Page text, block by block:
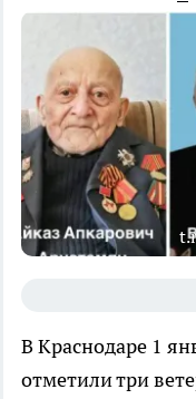
В Краснодаре 1
отметили три